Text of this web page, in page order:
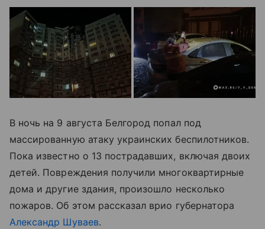
В ночь на 9 августа Белгород попал под
массированную атаку украинских беспилотников.
Пока известно о 13 пострадавших, включая двоих
детей. Повреждения получили многоквартирные
дома и другие здания, произошло несколько
пожаров. Об этом рассказал врио губернатора
Александр Шуваев.